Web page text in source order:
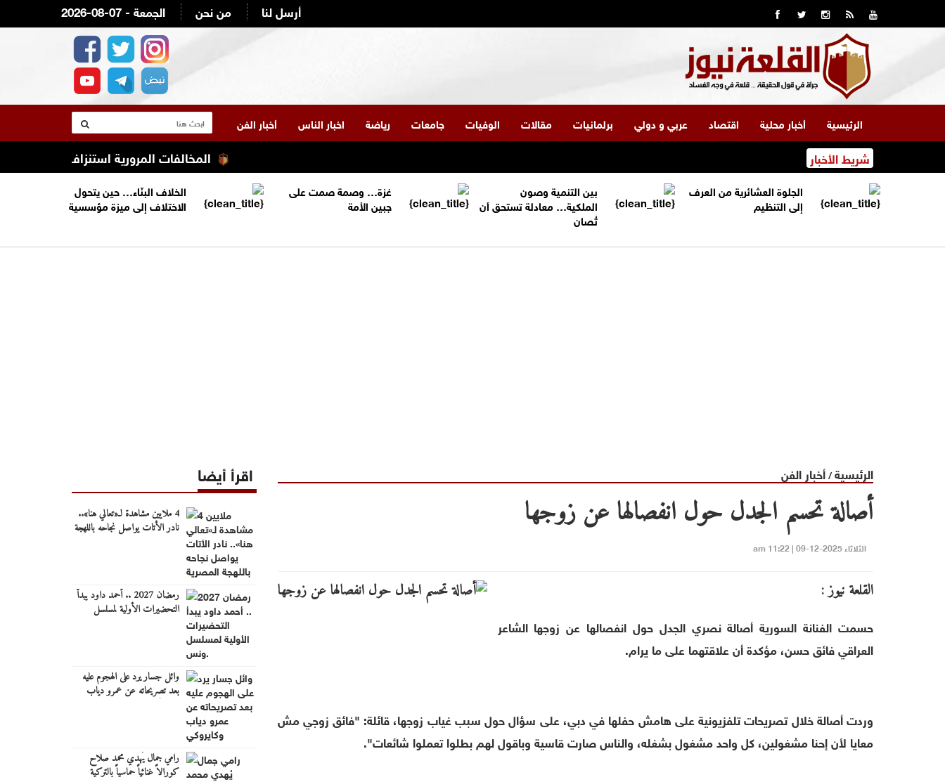
2026-08-07 - الجمعة من نحن أرسل لنا
الرئيسية أخبار محلية اقتصاد عربي و دولي برلمانيات مقالات الوفيات جامعات رياضة اخبار الناس أخبار الفن
شريط الأخبار المخالفات المرورية استنزاف ميزانية أصحاب
الجلوة العشائرية من العرف
إلى التنظيم
بين التنمية وصون
الملكية… معادلة تستحق أن
تُصان
غزة… وصمة صمت على
جبين الأمة
الخلاف البنّاء… حين يتحول
الاختلاف إلى ميزة مؤسسية
الرئيسية/أخبار الفن
أصالة تحسم الجدل حول انفصالها عن زوجها
الثلاثاء 2025-12-09 | 11:22 am
القلعة نيوز :
حسمت الفنانة السورية أصالة نصري الجدل حول انفصالها عن زوجها الشاعر
العراقي فائق حسن، مؤكدة أن علاقتهما على ما يرام.
وردت أصالة خلال تصريحات تلفزيونية على هامش حفلها في دبي، على سؤال حول سبب غياب زوجها، قائلة: "فائق زوجي مش
معايا لأن إحنا مشغولين، كل واحد مشغول بشغله، والناس صارت قاسية وباقول لهم بطلوا تعملوا شائعات".
اقرأ أيضا
4 ملايين مشاهدة لـ«تعالي هنا»..
نادر الأتات يواصل نجاحه باللهجة
رمضان 2027 .. أحمد داود يبدأ
التحضيرات الأولية لمسلسل
وائل جسار يرد على الهجوم عليه
بعد تصريحاته عن عمرو دياب
رامي جمال يُهدي محمد صلاح
كورالاً غنائياً حماسياً بالتركية